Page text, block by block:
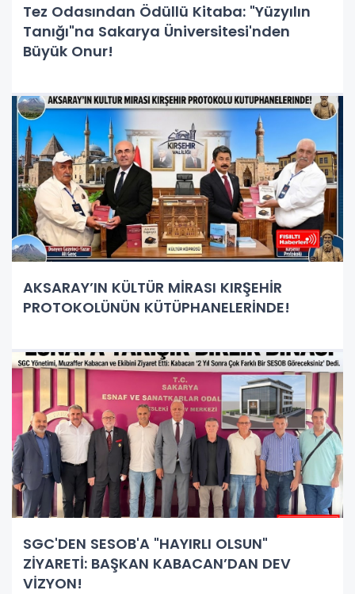
Tez Odasından Ödüllü Kitaba: "Yüzyılın
Tanığı"na Sakarya Üniversitesi'nden
Büyük Onur!
AKSARAY’IN KÜLTÜR MİRASI KIRŞEHİR
PROTOKOLÜNÜN KÜTÜPHANELERİNDE!
SGC'DEN SESOB'A "HAYIRLI OLSUN"
ZİYARETİ: BAŞKAN KABACAN’DAN DEV
VİZYON!